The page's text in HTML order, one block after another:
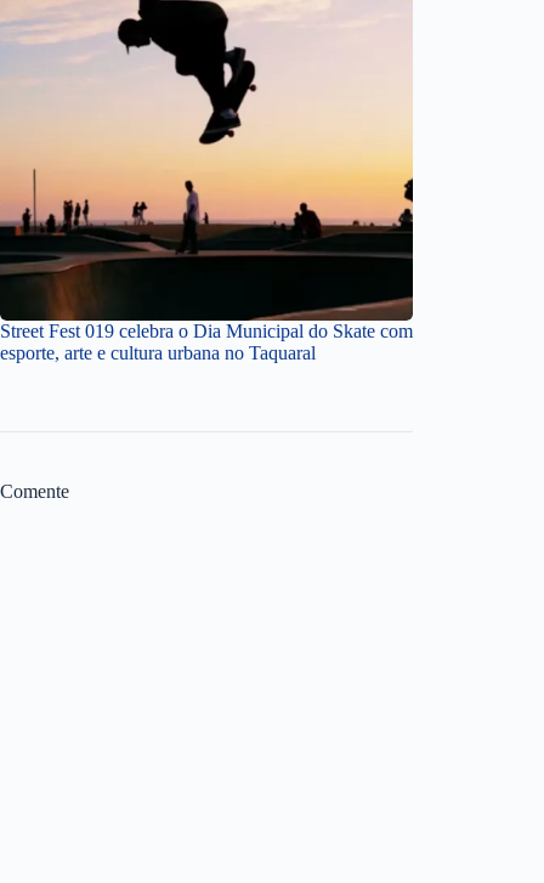
Street Fest 019 celebra o Dia Municipal do Skate com
esporte, arte e cultura urbana no Taquaral
Comente